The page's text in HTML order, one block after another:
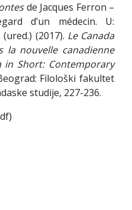
de Jacques Ferron –
d’un médecin. U:
(2017). Le Canada
la nouvelle canadienne
in Short: Contemporary
Filološki fakultet
studije, 227-236.